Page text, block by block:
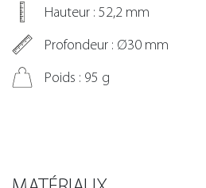
Hauteur : 52,2 mm
Profondeur : Ø30 mm
Poids : 95 g